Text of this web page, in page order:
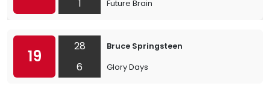
1
Future Brain
19
28
6
Bruce Springsteen
Glory Days